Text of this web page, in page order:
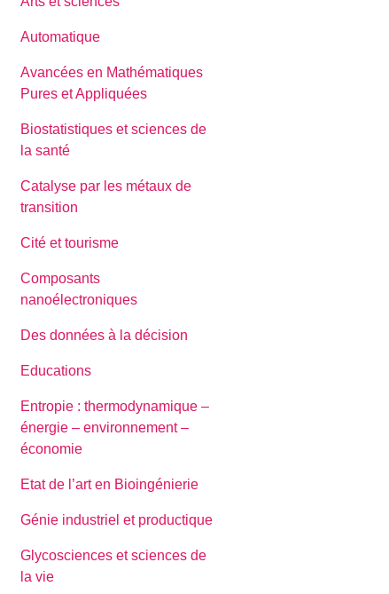
Automatique
Avancées en Mathématiques
Pures et Appliquées
Biostatistiques et sciences de
la santé
Catalyse par les métaux de
transition
Cité et tourisme
Composants
nanoélectroniques
Des données à la décision
Educations
Entropie : thermodynamique –
énergie – environnement –
économie
Etat de l’art en Bioingénierie
Génie industriel et productique
Glycosciences et sciences de
la vie